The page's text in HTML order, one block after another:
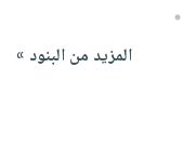
5
المزيد من البنود »